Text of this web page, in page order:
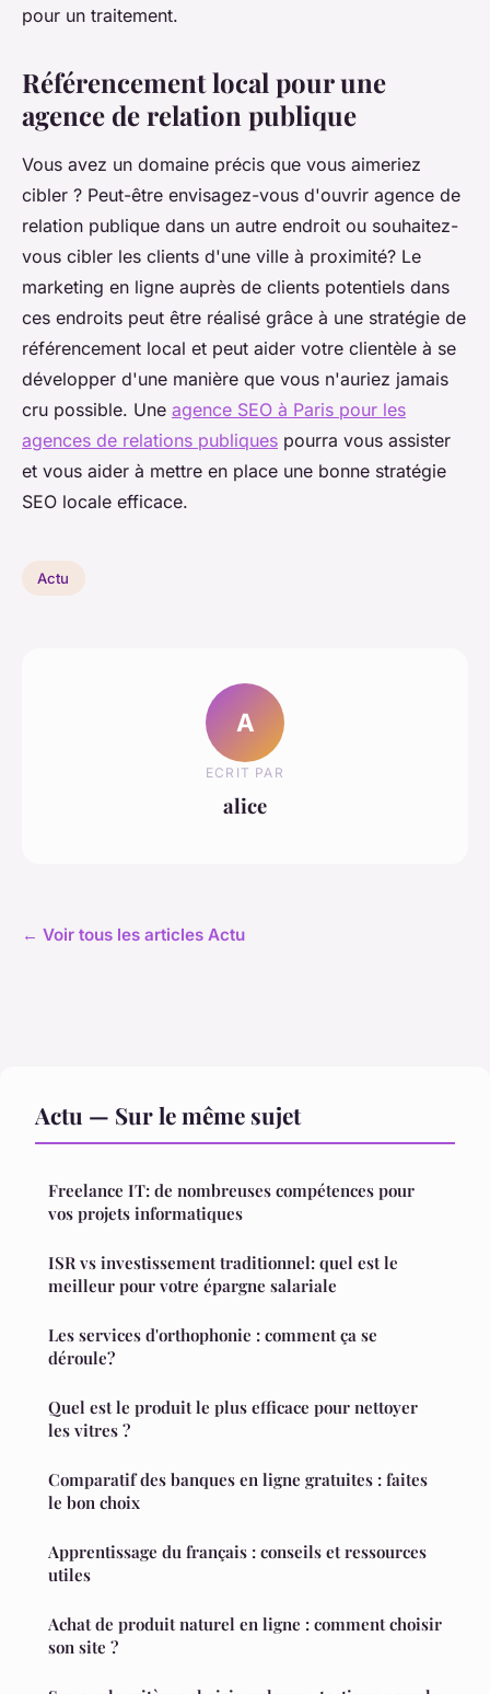
pour un traitement.
Référencement local pour une
agence de relation publique
Vous avez un domaine précis que vous aimeriez
cibler ? Peut-être envisagez-vous d'ouvrir agence de
relation publique dans un autre endroit ou souhaitez-
vous cibler les clients d'une ville à proximité? Le
marketing en ligne auprès de clients potentiels dans
ces endroits peut être réalisé grâce à une stratégie de
référencement local et peut aider votre clientèle à se
développer d'une manière que vous n'auriez jamais
cru possible. Une agence SEO à Paris pour les
agences de relations publiques pourra vous assister
et vous aider à mettre en place une bonne stratégie
SEO locale efficace.
Actu
A
ECRIT PAR
alice
← Voir tous les articles Actu
Actu — Sur le même sujet
Freelance IT: de nombreuses compétences pour
vos projets informatiques
ISR vs investissement traditionnel: quel est le
meilleur pour votre épargne salariale
Les services d'orthophonie : comment ça se
déroule?
Quel est le produit le plus efficace pour nettoyer
les vitres ?
Comparatif des banques en ligne gratuites : faites
le bon choix
Apprentissage du français : conseils et ressources
utiles
Achat de produit naturel en ligne : comment choisir
son site ?